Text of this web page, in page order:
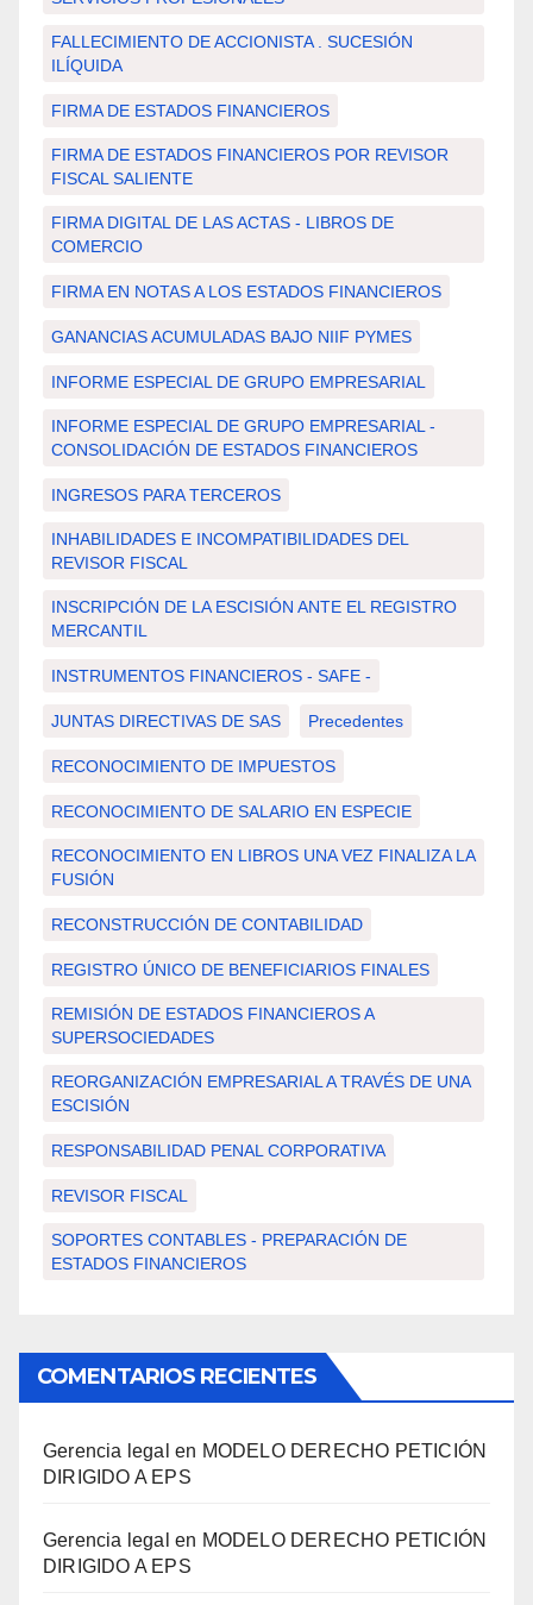
FALLECIMIENTO DE ACCIONISTA . SUCESIÓN
ILÍQUIDA
FIRMA DE ESTADOS FINANCIEROS
FIRMA DE ESTADOS FINANCIEROS POR REVISOR
FISCAL SALIENTE
FIRMA DIGITAL DE LAS ACTAS - LIBROS DE
COMERCIO
FIRMA EN NOTAS A LOS ESTADOS FINANCIEROS
GANANCIAS ACUMULADAS BAJO NIIF PYMES
INFORME ESPECIAL DE GRUPO EMPRESARIAL
INFORME ESPECIAL DE GRUPO EMPRESARIAL -
CONSOLIDACIÓN DE ESTADOS FINANCIEROS
INGRESOS PARA TERCEROS
INHABILIDADES E INCOMPATIBILIDADES DEL
REVISOR FISCAL
INSCRIPCIÓN DE LA ESCISIÓN ANTE EL REGISTRO
MERCANTIL
INSTRUMENTOS FINANCIEROS - SAFE -
JUNTAS DIRECTIVAS DE SAS Precedentes
RECONOCIMIENTO DE IMPUESTOS
RECONOCIMIENTO DE SALARIO EN ESPECIE
RECONOCIMIENTO EN LIBROS UNA VEZ FINALIZA LA
FUSIÓN
RECONSTRUCCIÓN DE CONTABILIDAD
REGISTRO ÚNICO DE BENEFICIARIOS FINALES
REMISIÓN DE ESTADOS FINANCIEROS A
SUPERSOCIEDADES
REORGANIZACIÓN EMPRESARIAL A TRAVÉS DE UNA
ESCISIÓN
RESPONSABILIDAD PENAL CORPORATIVA
REVISOR FISCAL
SOPORTES CONTABLES - PREPARACIÓN DE
ESTADOS FINANCIEROS
COMENTARIOS RECIENTES
Gerencia legal en MODELO DERECHO PETICIÓN
DIRIGIDO A EPS
Gerencia legal en MODELO DERECHO PETICIÓN
DIRIGIDO A EPS